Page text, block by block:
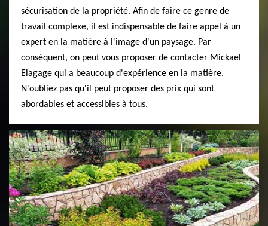
sécurisation de la propriété. Afin de faire ce genre de
travail complexe, il est indispensable de faire appel à un
expert en la matière à l'image d'un paysage. Par
conséquent, on peut vous proposer de contacter Mickael
Elagage qui a beaucoup d'expérience en la matière.
N'oubliez pas qu'il peut proposer des prix qui sont
abordables et accessibles à tous.